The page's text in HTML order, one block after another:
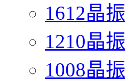
1612晶振
1210晶振
1008晶振